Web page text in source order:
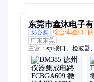
东莞市鑫沐电子有
安心购
综合体验L1
广东东莞
主营： spi接口、检波器
池、电池组、放大器、
器、tlsr9516a、控制器
滤波器、换芯片、